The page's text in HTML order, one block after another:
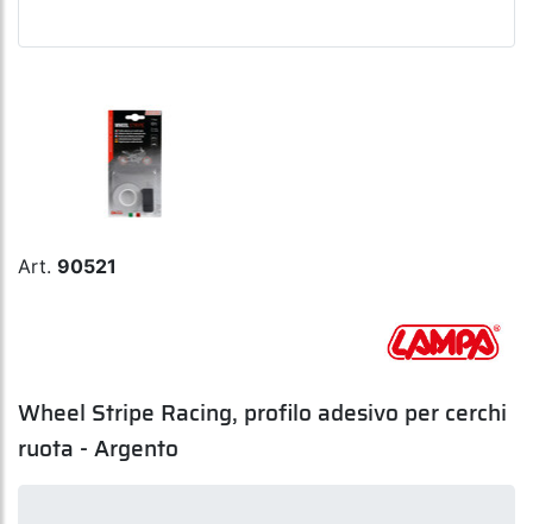
Art. 90521
Wheel Stripe Racing, profilo adesivo per cerchi
ruota - Argento